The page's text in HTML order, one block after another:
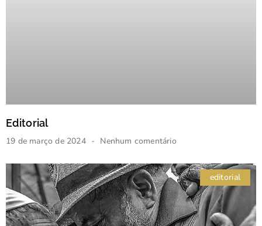
Editorial
19 de março de 2024 Nenhum comentário
editorial